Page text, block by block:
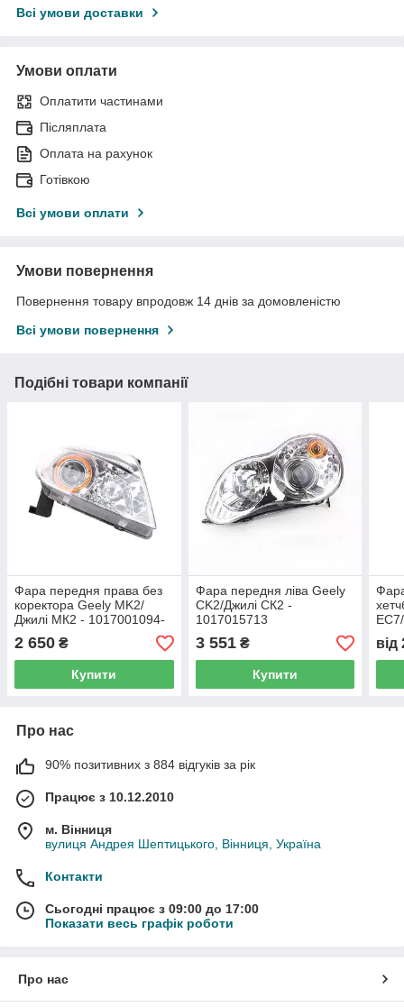
Всі умови доставки
Умови оплати
Оплатити частинами
Післяплата
Оплата на рахунок
Готівкою
Всі умови оплати
Умови повернення
Повернення товару впродовж 14 днів за домовленістю
Всі умови повернення
Подібні товари компанії
Фара передня права без
коректора Geely MK2/
Джилі МК2 - 1017001094-
01
2 650 ₴
Купити
Фара передня ліва Geely
CK2/Джилі СК2 -
1017015713
3 551₴
Купити
від
Про нас
90% позитивних з 884 відгуків за рік
Працює з 10.12.2010
м. Вінниця
вулиця Андрея Шептицького, Вінниця, Україна
Контакти
Сьогодні працює з 09:00 до 17:00
Показати весь графік роботи
Про нас